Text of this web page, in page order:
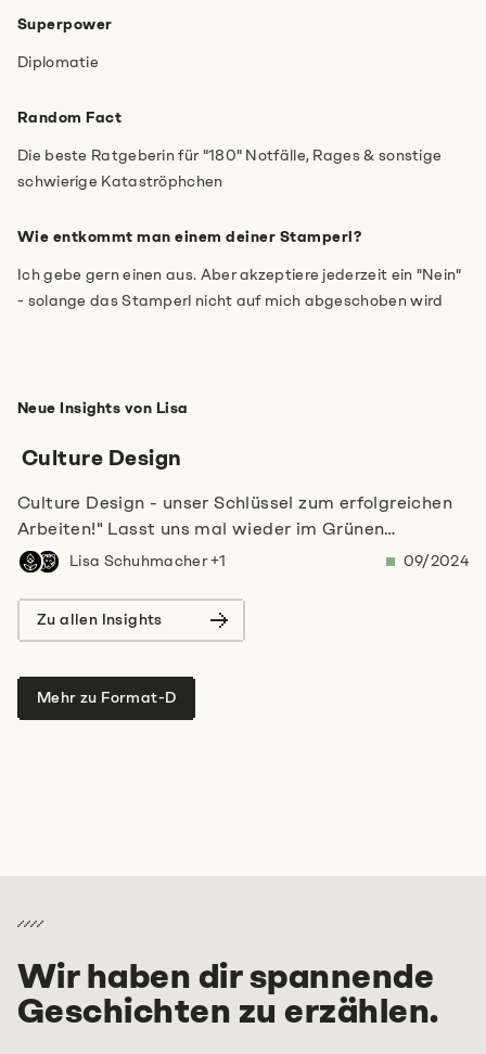
Superpower
Diplomatie
Random Fact
Die beste Ratgeberin für "180" Notfälle, Rages & sonstige
schwierige Kataströphchen
Wie entkommt man einem deiner Stamperl?
Ich gebe gern einen aus. Aber akzeptiere jederzeit ein "Nein"
- solange das Stamperl nicht auf mich abgeschoben wird
Neue Insights von Lisa
Culture Design
Culture Design - unser Schlüssel zum erfolgreichen
Arbeiten!" Lasst uns mal wieder im Grünen
arbeiten", heißt es bei uns alle paar Monate. Unsere
Unternehmenskultur, bei der wir uns Mitarbeitende
regelmäßig in den Vordergrund stellen. Wir sind der
Arbeitswelt mutiger und menschlicher werden. Ein
Lisa Schuhmacher +1 09/2024
Zu allen Insights
Mehr zu Format-D
Wir haben dir spannende
Geschichten zu erzählen.
Hast du noch mehr Infos für uns?
Anti-Robot Verification
Absenden
Erzähl uns von deiner Idee
Schreib uns
Jobs Impressum Datenschutz